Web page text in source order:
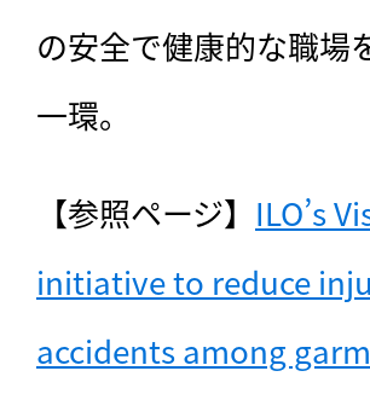
の安全で健康的な職場
一環。
【参照ページ】 ILO’s
initiative to reduce
accidents among